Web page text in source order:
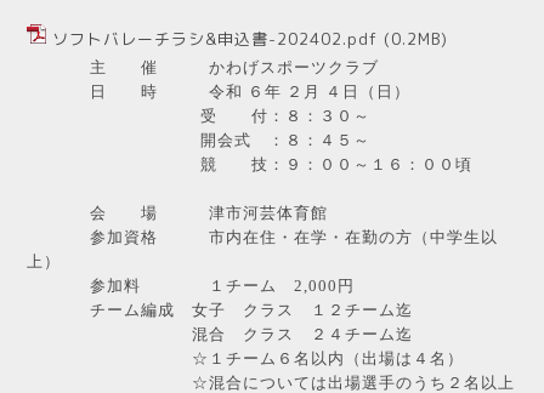
ソフトバレーチラシ&申込書-202402.pdf (0.2MB)
主 催 かわげスポーツクラブ
日 時 令和 ６年 ２月 ４日（日）
受 付：８：３０～
開会式 ：８：４５～
競 技：９：００～１６：００頃
会 場 津市河芸体育館
参加資格 市内在住・在学・在勤の方（中学生以
上）
参加料 １チーム 2,000円
チーム編成 女子 クラス １２チーム迄
混合 クラス ２４チーム迄
☆１チーム６名以内（出場は４名）
☆混合については出場選手のうち２名以上